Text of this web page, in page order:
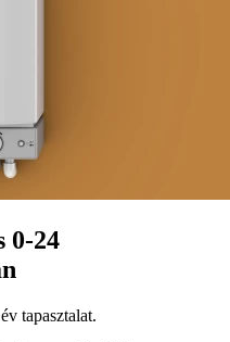
0-24
tapasztalat.